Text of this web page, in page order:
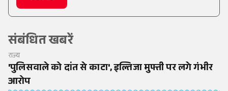
संबंधित खबरें
राज्य
'पुलिसवाले को दांत से काटा', इल्तिजा मुफ्ती पर लगे गंभीर
आरोप